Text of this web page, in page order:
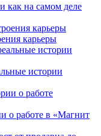
на самом деле
карьеры
истории
о работе в «Магнит